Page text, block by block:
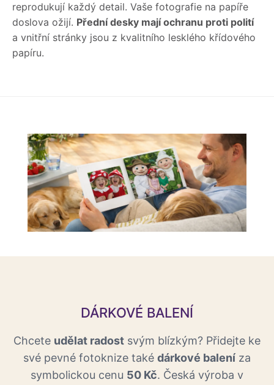
reprodukují každý detail. Vaše fotografie na papíře
doslova ožijí. Přední desky mají ochranu proti polití
a vnitřní stránky jsou z kvalitního lesklého křídového
papíru.
DÁRKOVÉ BALENÍ
Chcete udělat radost svým blízkým? Přidejte ke
své pevné fotoknize také dárkové balení za
symbolickou cenu 50 Kč. Česká výroba v